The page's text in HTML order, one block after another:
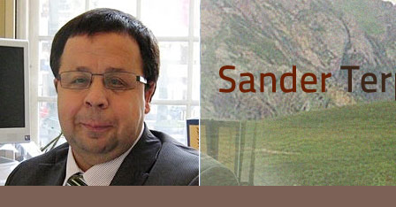
Spring
naar
hoofdnavigatie
naar
hoofd
inhoud
Spring
naar
voettekst